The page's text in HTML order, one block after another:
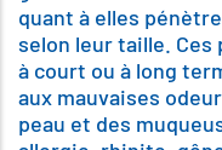
quant à elles
selon leur taille.
à court ou à long
aux mauvaises
peau et des